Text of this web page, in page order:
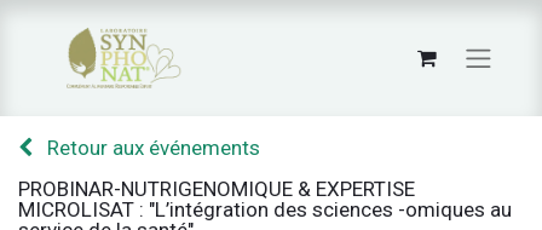
Retour aux événements
PROBINAR-NUTRIGENOMIQUE & EXPERTISE
MICROLISAT : "L’intégration des sciences -omiques au